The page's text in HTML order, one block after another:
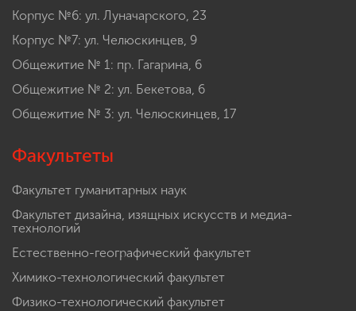
Корпус №6: ул. Луначарского, 23
Корпус №7: ул. Челюскинцев, 9
Общежитие № 1: пр. Гагарина, 6
Общежитие № 2: ул. Бекетова, 6
Общежитие № 3: ул. Челюскинцев, 17
Факультеты
Факультет гуманитарных наук
Факультет дизайна, изящных искусств и медиа-
технологий
Естественно-географический факультет
Химико-технологический факультет
Физико-технологический факультет